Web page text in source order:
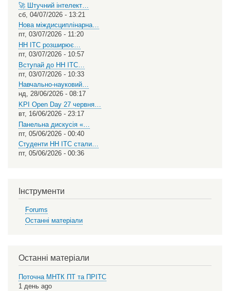
🚀 Штучний інтелект…
сб, 04/07/2026 - 13:21
Нова міждисциплінарна…
пт, 03/07/2026 - 11:20
НН ІТС розширює…
пт, 03/07/2026 - 10:57
Вступай до НН ІТС…
пт, 03/07/2026 - 10:33
Навчально-науковий…
нд, 28/06/2026 - 08:17
KPI Open Day 27 червня…
вт, 16/06/2026 - 23:17
Панельна дискусія «…
пт, 05/06/2026 - 00:40
Студенти НН ІТС стали…
пт, 05/06/2026 - 00:36
Інструменти
Forums
Останні матеріали
Останні матеріали
Поточна МНТК ПТ та ПРІТС
1 день ago